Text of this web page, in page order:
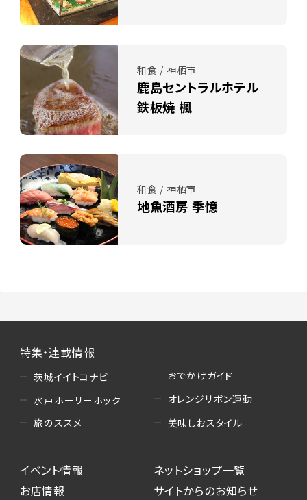
和食 / 神栖市
鹿島セントラルホテル
鉄板焼 楓
和食 / 神栖市
地魚酒房 季憶
特集・連載情報
茨城イイトコナビ
水戸ホーリーホック
旅のススメ
おでかけガイド
オレンジリボン運動
美味しおスタイル
イベント情報
お店情報
ネットショップ一覧
サイトからのお知らせ